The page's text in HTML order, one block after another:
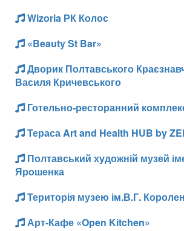
Wizoria РК Колос
«Beauty St Bar»
Дворик Полтавського
Василя Кричевського
Готельно-ресторанний
Тераса Art and Health HUB by
Полтавський художній музей
Ярошенка
Територія музею ім.В.Г.
Арт-Кафе «Open Kitchen»